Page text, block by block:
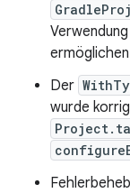
Der
wurde